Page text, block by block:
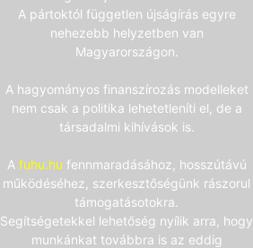
A pártoktól független újságírás egyre
nehezebb helyzetben van
Magyarországon.
A hagyományos finanszírozás modelleket
nem csak a politika lehetetleníti el, de a
társadalmi kihívások is.
A fuhu.hu fennmaradásához, hosszútávú
működéséhez, szerkesztőségünk rászorul
támogatásotokra.
Segítségetekkel lehetőség nyílik arra, hogy
munkánkat továbbra is az eddig